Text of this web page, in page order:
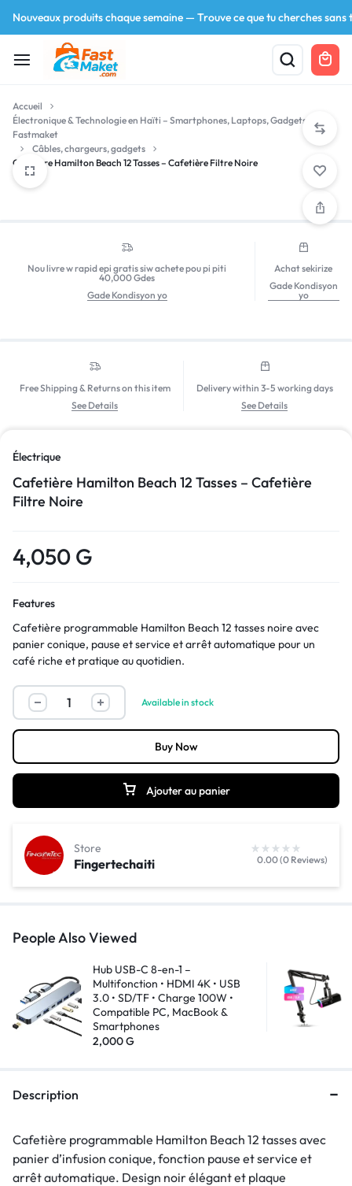
Nouveaux produits chaque semaine — Trouve ce que tu cherches sans
Sign in to view products added.
Accueil
Électronique & Technologie en Haïti – Smartphones, Laptops, Gadgets |
Fastmaket
Câbles, chargeurs, gadgets
Cafetière Hamilton Beach 12 Tasses – Cafetière Filtre Noire
Nou livre w rapid epi gratis siw achete pou pi piti
40,000 Gdes
Gade Kondisyon yo
Achat sekirize
Gade Kondisyon
yo
Free Shipping & Returns on this item
See Details
Delivery within 3-5 working days
See Details
Électrique
Cafetière Hamilton Beach 12 Tasses – Cafetière
Filtre Noire
4,050 G
Features
Cafetière programmable Hamilton Beach 12 tasses noire avec
panier conique, pause et service et arrêt automatique pour un
café riche et pratique au quotidien.
Available in stock
Ajouter au panier
Buy Now
Store
Fingertechaiti 0.00 (0 Reviews)
People Also Viewed
Hub USB-C 8-en-1 –
Multifonction • HDMI 4K • USB
3.0 • SD/TF • Charge 100W •
Compatible PC, MacBook &
Smartphones
2,000G
Description
Cafetière programmable Hamilton Beach 12 tasses avec
panier d’infusion conique, fonction pause et service et
arrêt automatique. Design noir élégant et plaque